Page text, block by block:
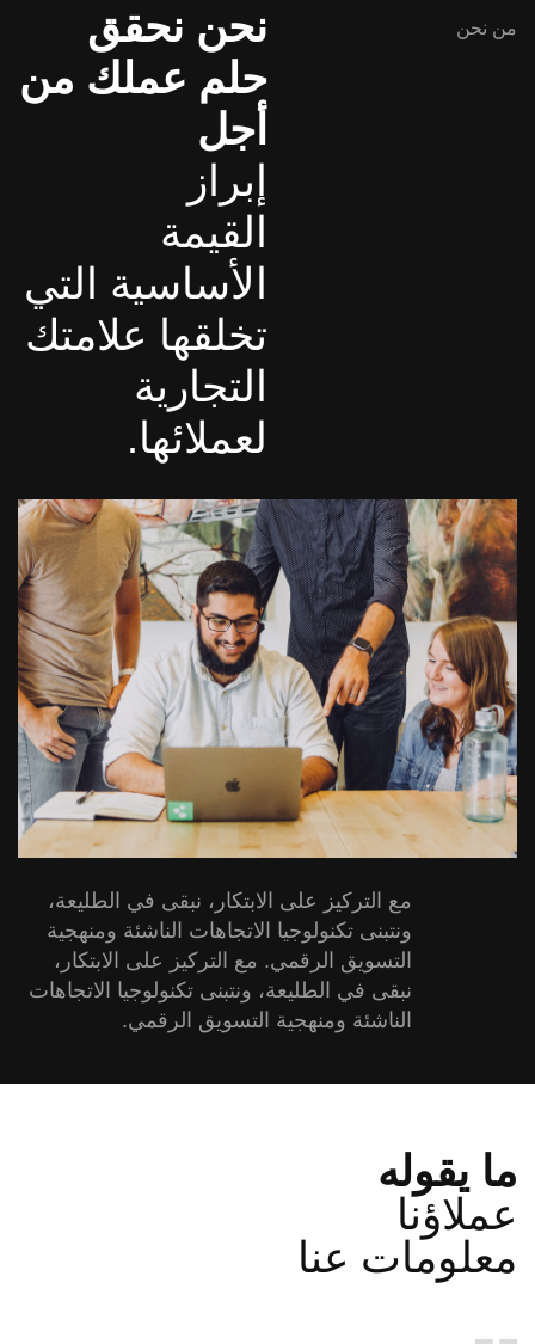
من نحن
نحن نحقق
حلم عملك من
أجل
إبراز
القيمة
الأساسية التي
تخلقها علامتك
التجارية
لعملائها.
مع التركيز على الابتكار، نبقى في الطليعة،
ونتبنى تكنولوجيا الاتجاهات الناشئة ومنهجية
التسويق الرقمي. مع التركيز على الابتكار،
نبقى في الطليعة، ونتبنى تكنولوجيا الاتجاهات
الناشئة ومنهجية التسويق الرقمي.
ما يقوله
عملاؤنا
معلومات عنا